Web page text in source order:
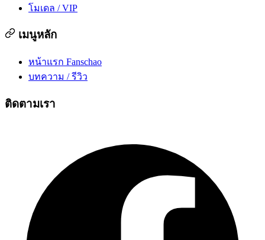
โมเดล / VIP
เมนูหลัก
หน้าแรก Fanschao
บทความ / รีวิว
ติดตามเรา